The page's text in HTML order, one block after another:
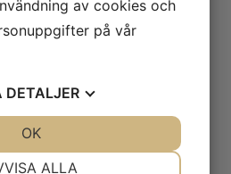
av cookies och
på vår
DETALJER
ALLA
OK